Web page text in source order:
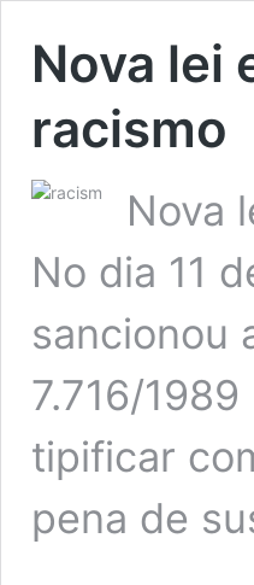
Nova lei
racismo
Nova
No dia 11
sancionou
7.716/
tipificar
pena de